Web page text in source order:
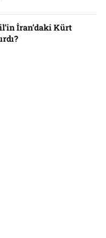
İran’daki Kürt